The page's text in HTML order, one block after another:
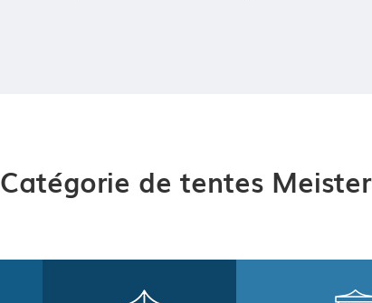
Catégorie de tentes Meister